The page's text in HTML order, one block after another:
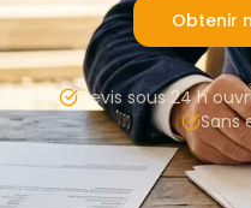
Obtenir
Devis sous 24 h
Sans